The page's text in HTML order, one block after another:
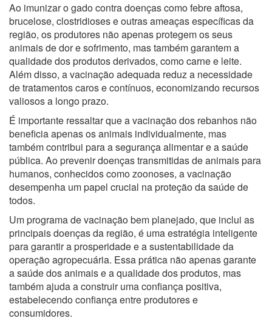
Ao imunizar o gado contra doenças como febre aftosa,
brucelose, clostridioses e outras ameaças específicas da
região, os produtores não apenas protegem os seus
animais de dor e sofrimento, mas também garantem a
qualidade dos produtos derivados, como carne e leite.
Além disso, a vacinação adequada reduz a necessidade
de tratamentos caros e contínuos, economizando recursos
valiosos a longo prazo.
É importante ressaltar que a vacinação dos rebanhos não
beneficia apenas os animais individualmente, mas
também contribui para a segurança alimentar e a saúde
pública. Ao prevenir doenças transmitidas de animais para
humanos, conhecidos como zoonoses, a vacinação
desempenha um papel crucial na proteção da saúde de
todos.
Um programa de vacinação bem planejado, que inclui as
principais doenças da região, é uma estratégia inteligente
para garantir a prosperidade e a sustentabilidade da
operação agropecuária. Essa prática não apenas garante
a saúde dos animais e a qualidade dos produtos, mas
também ajuda a construir uma confiança positiva,
estabelecendo confiança entre produtores e
consumidores.